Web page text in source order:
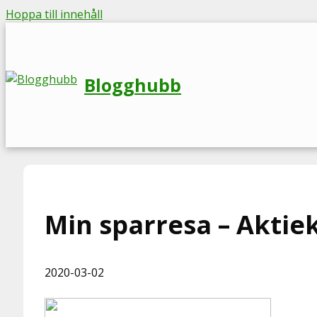
Hoppa till innehåll
Blogghubb
Min sparresa –
2020-03-02